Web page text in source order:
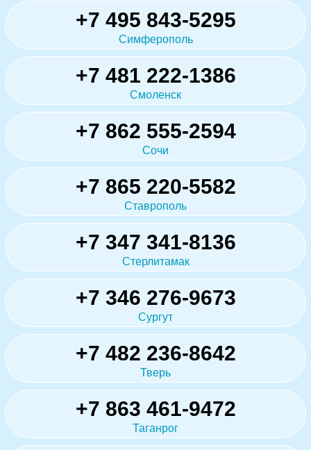
+7 495 843-5295
Симферополь
+7 481 222-1386
Смоленск
+7 862 555-2594
Сочи
+7 865 220-5582
Ставрополь
+7 347 341-8136
Стерлитамак
+7 346 276-9673
Сургут
+7 482 236-8642
Тверь
+7 863 461-9472
Таганрог